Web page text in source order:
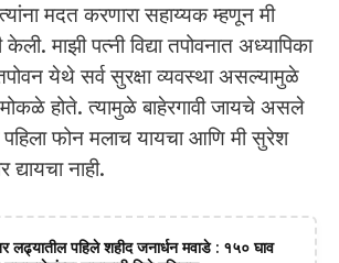
त्यांना मदत करणारा सहाय्यक म्हणून मी
माझी पत्नी विद्या तपोवनात अध्यापिका
येथे सर्व सुरक्षा व्यवस्था असल्यामुळे
मोकळे होते. त्यामुळे बाहेरगावी जायचे असले
फोन मलाच यायचा आणि मी सुरेश
नाही.
लढ्यातील पहिले शहीद जनार्धन मवाडे : १५० घाव